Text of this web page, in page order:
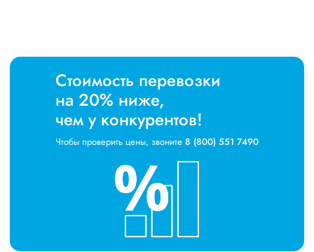
Стоимость перевозки
на 20% ниже,
чем у конкурентов!
Чтобы проверить цены, звоните 8 (800) 551 7490